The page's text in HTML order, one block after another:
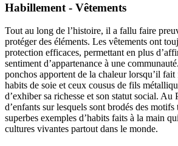
Habillement - Vêtements
Tout au long de l’histoire, il a fallu faire
protéger des éléments. Les vêtements ont
protection efficaces, permettant en plus
sentiment d’appartenance à une
ponchos apportent de la chaleur lorsqu’il
habits de soie et ceux cousus de fils
d’exhiber sa richesse et son statut social. Au
d’enfants sur lesquels sont brodés des
superbes exemples d’habits faits à la main
cultures vivantes partout dans le monde.